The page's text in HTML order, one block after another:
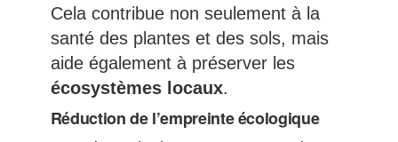
Cela contribue non seulement à la
santé des plantes et des sols, mais
aide également à préserver les
écosystèmes locaux.
Réduction de l’empreinte écologique